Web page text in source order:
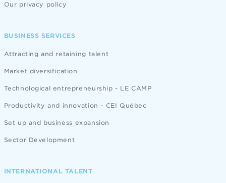
Our privacy policy
BUSINESS SERVICES
Attracting and retaining talent
Market diversification
Technological entrepreneurship - LE CAMP
Productivity and innovation - CEI Québec
Set up and business expansion
Sector Development
INTERNATIONAL TALENT